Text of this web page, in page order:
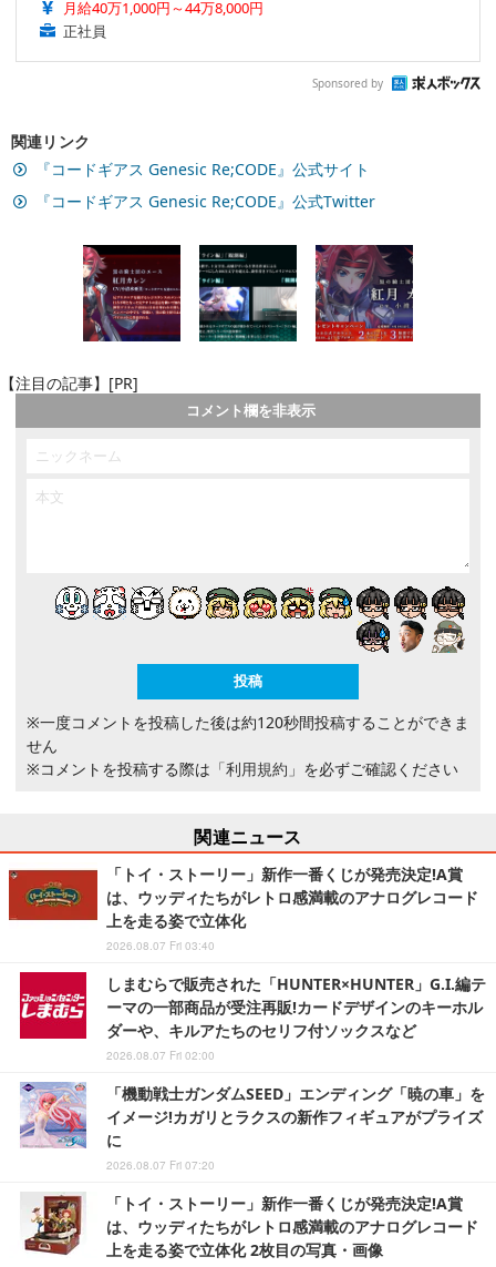
月給40万1,000円～44万8,000円
正社員
Sponsored by
関連リンク
『コードギアス Genesic Re;CODE』公式サイト
『コードギアス Genesic Re;CODE』公式Twitter
【注目の記事】[PR]
コメント欄を非表示
※一度コメントを投稿した後は約120秒間投稿することができま
せん
※コメントを投稿する際は 「利用規約」 を必ずご確認ください
関連ニュース
「トイ・ストーリー」新作一番くじが発売決定!A賞
は、ウッディたちがレトロ感満載のアナログレコード
上を走る姿で立体化
2026.08.07 Fri 03:40
しまむらで販売された「HUNTER×HUNTER」G.I.編テ
ーマの一部商品が受注再販!カードデザインのキーホル
ダーや、キルアたちのセリフ付ソックスなど
2026.08.07 Fri 02:00
「機動戦士ガンダムSEED」エンディング「暁の車」を
イメージ!カガリとラクスの新作フィギュアがプライズ
に
2026.08.07 Fri 07:20
「トイ・ストーリー」新作一番くじが発売決定!A賞
は、ウッディたちがレトロ感満載のアナログレコード
上を走る姿で立体化 2枚目の写真・画像